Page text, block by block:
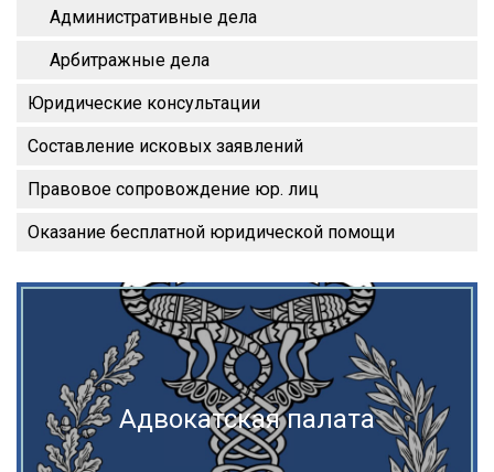
Административные дела
Арбитражные дела
Юридические консультации
Составление исковых заявлений
Правовое сопровождение юр. лиц
Оказание бесплатной юридической помощи
Адвокатская палата